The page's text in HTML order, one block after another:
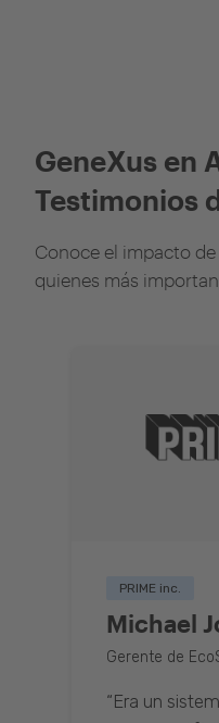
GeneXus en
Testimonios
Conoce el impacto
quienes más
PRIME inc.
Michael
Gerente de
“Era un